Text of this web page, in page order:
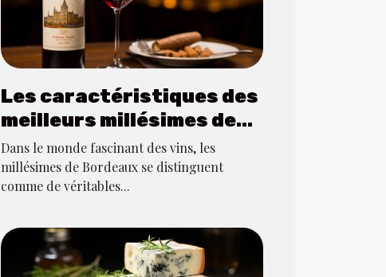
Les caractéristiques des
meilleurs millésimes de
Bordeaux
Dans le monde fascinant des vins, les
millésimes de Bordeaux se distinguent
comme de véritables...